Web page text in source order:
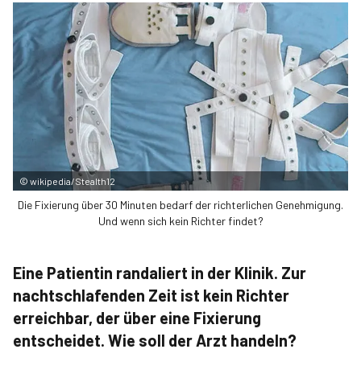
© wikipedia/Stealth12
Die Fixierung über 30 Minuten bedarf der richterlichen Genehmigung.
Und wenn sich kein Richter findet?
Eine Patientin randaliert in der Klinik. Zur
nachtschlafenden Zeit ist kein Richter
erreichbar, der über eine Fixierung
entscheidet. Wie soll der Arzt handeln?